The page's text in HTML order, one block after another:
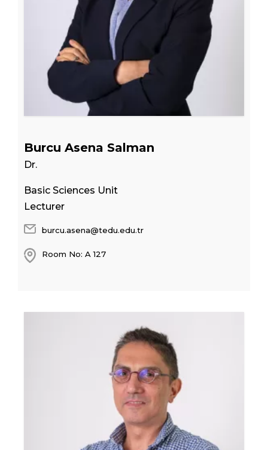
Burcu Asena Salman
Dr.
Basic Sciences Unit
Lecturer
burcu.asena@tedu.edu.tr
Room No: A 127